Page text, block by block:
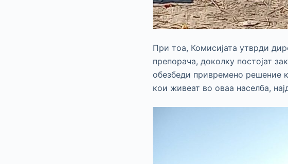
При тоа, Комисијата утврди
препорача, доколку постојат
обезбеди привремено решение
кои живеат во оваа населба,